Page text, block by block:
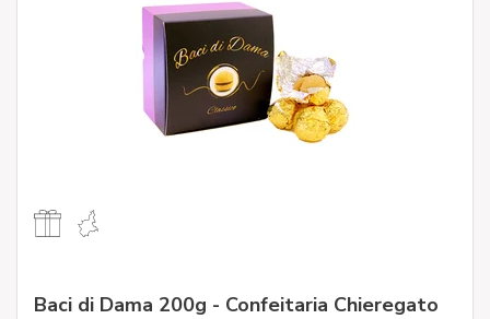
Baci di Dama 200g - Confeitaria Chieregato